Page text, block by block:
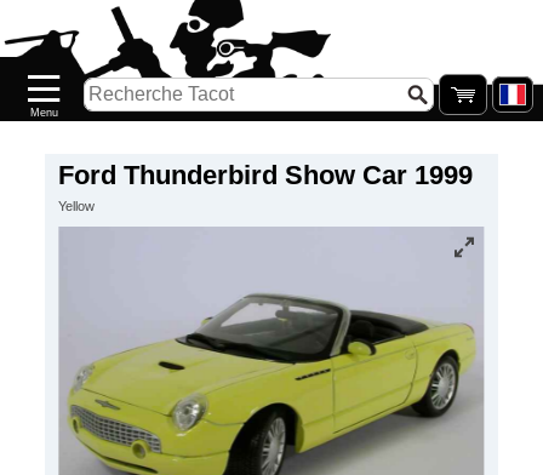
Ford Thunderbird Show Car 1999
Yellow
Nouveautés
Catalogue/Stock
PETITS
Galerie